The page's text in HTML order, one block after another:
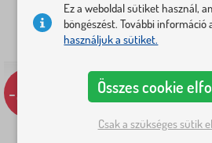
38 325Ft
RAKTÁRON
-22% -
Ez a weboldal sütiket használ,
böngészést. További információ
használjuk a sütiket.
Összes cookie
Csak a szükséges sütik